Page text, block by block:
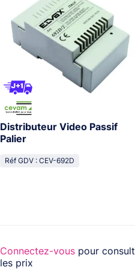
Distributeur Video Passif
Palier
Réf GDV : CEV-692D
Connectez-vous pour
les prix